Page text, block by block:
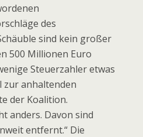
des
sind kein großer
500 Millionen Euro
Steuerzahler etwas
zur anhaltenden
der Koalition.
anders. Davon sind
entfernt.“ Die